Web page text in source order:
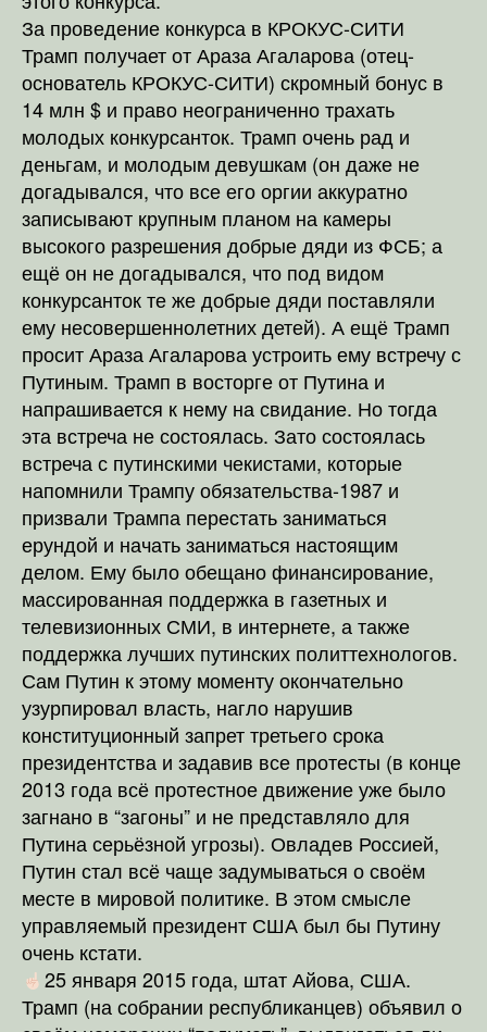
За проведение конкурса в КРОКУС-СИТИ
Трамп получает от Араза Агаларова (отец-
основатель КРОКУС-СИТИ) скромный бонус в
14 млн $ и право неограниченно трахать
молодых конкурсанток. Трамп очень рад и
деньгам, и молодым девушкам (он даже не
догадывался, что все его оргии аккуратно
записывают крупным планом на камеры
высокого разрешения добрые дяди из ФСБ; а
ещё он не догадывался, что под видом
конкурсанток те же добрые дяди поставляли
ему несовершеннолетних детей). А ещё Трамп
просит Араза Агаларова устроить ему встречу с
Путиным. Трамп в восторге от Путина и
напрашивается к нему на свидание. Но тогда
эта встреча не состоялась. Зато состоялась
встреча с путинскими чекистами, которые
напомнили Трампу обязательства-1987 и
призвали Трампа перестать заниматься
ерундой и начать заниматься настоящим
делом. Ему было обещано финансирование,
массированная поддержка в газетных и
телевизионных СМИ, в интернете, а также
поддержка лучших путинских политтехнологов.
Сам Путин к этому моменту окончательно
узурпировал власть, нагло нарушив
конституционный запрет третьего срока
президентства и задавив все протесты (в конце
2013 года всё протестное движение уже было
загнано в “загоны” и не представляло для
Путина серьёзной угрозы). Овладев Россией,
Путин стал всё чаще задумываться о своём
месте в мировой политике. В этом смысле
управляемый президент США был бы Путину
очень кстати.
25 января 2015 года, штат Айова, США.
Трамп (на собрании республиканцев) объявил о